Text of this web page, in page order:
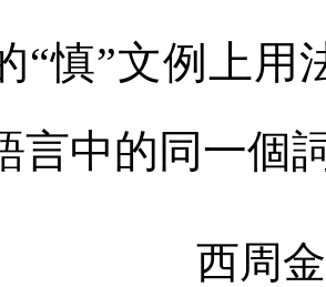
“慎”文例上用
言中的同一個
西周